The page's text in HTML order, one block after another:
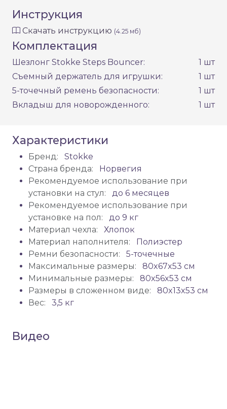
Инструкция
Скачать инструкцию (4.25 мб)
Комплектация
Шезлонг Stokke Steps Bouncer:
1 шт
Съемный держатель для игрушки:
1 шт
5-точечный ремень безопасности:
1 шт
Вкладыш для новорожденного:
1 шт
Характеристики
Бренд:
Stokke
Страна бренда:
Норвегия
Рекомендуемое использование при
установки на стул:
до 6 месяцев
Рекомендуемое использование при
установке на пол:
до 9 кг
Материал чехла:
Хлопок
Материал наполнителя:
Полиэстер
Ремни безопасности:
5-точечные
Максимальные размеры:
80x67x53 см
Минимальные размеры:
80x56x53 см
Размеры в сложенном виде:
80x13x53 см
Вес:
3,5 кг
Видео